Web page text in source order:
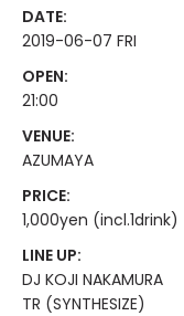
DATE:
2019-06-07 FRI
OPEN:
21:00
VENUE:
AZUMAYA
PRICE:
1,000yen (incl.1drink)
LINE UP:
DJ KOJI NAKAMURA
TR (SYNTHESIZE)